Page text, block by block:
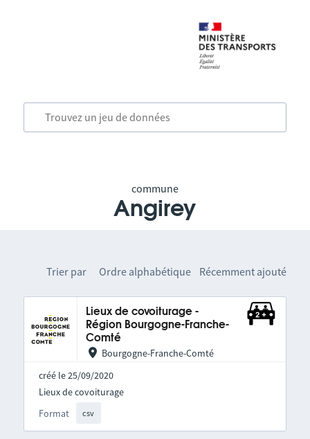
commune
Angirey
Trier par Ordre alphabétique Récemment ajouté
Lieux de covoiturage -
Région Bourgogne-Franche-
Comté
Bourgogne-Franche-Comté
créé le 25/09/2020
Format csv
Lieux de covoiturage